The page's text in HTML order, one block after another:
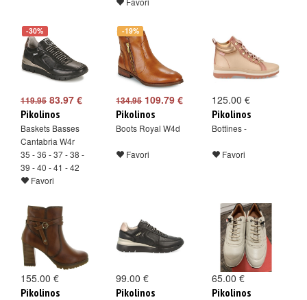
-30%
119.95 83.97 €
Pikolinos
Baskets Basses
Cantabria W4r
35 - 36 - 37 - 38 -
39 - 40 - 41 - 42
Favori
-19%
134.95109.79 €
Pikolinos
Boots Royal W4d
Favori
125.00 €
Pikolinos
Bottines -
Favori
155.00 €
Pikolinos
99.00 €
Pikolinos
65.00 €
Pikolinos